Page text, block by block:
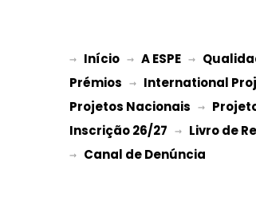
→ Início → A ESPE →
Prémios → International
Projetos Nacionais →
Inscrição 26/27 → Livro de
→